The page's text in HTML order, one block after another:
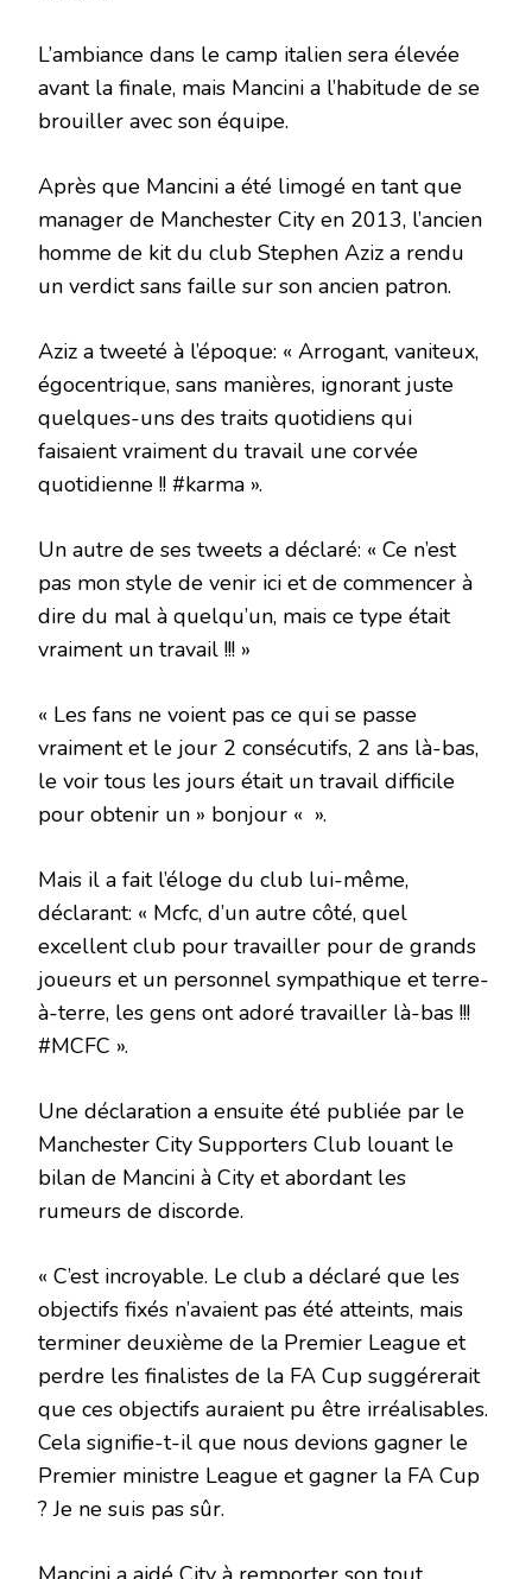
L’ambiance dans le camp italien sera élevée
avant la finale, mais Mancini a l’habitude de se
brouiller avec son équipe.
Après que Mancini a été limogé en tant que
manager de Manchester City en 2013, l’ancien
homme de kit du club Stephen Aziz a rendu
un verdict sans faille sur son ancien patron.
Aziz a tweeté à l’époque: « Arrogant, vaniteux,
égocentrique, sans manières, ignorant juste
quelques-uns des traits quotidiens qui
faisaient vraiment du travail une corvée
quotidienne !! #karma ».
Un autre de ses tweets a déclaré: « Ce n’est
pas mon style de venir ici et de commencer à
dire du mal à quelqu’un, mais ce type était
vraiment un travail !!! »
« Les fans ne voient pas ce qui se passe
vraiment et le jour 2 consécutifs, 2 ans là-bas,
le voir tous les jours était un travail difficile
pour obtenir un » bonjour « ».
Mais il a fait l’éloge du club lui-même,
déclarant: « Mcfc, d’un autre côté, quel
excellent club pour travailler pour de grands
joueurs et un personnel sympathique et terre-
à-terre, les gens ont adoré travailler là-bas !!!
#MCFC ».
Une déclaration a ensuite été publiée par le
Manchester City Supporters Club louant le
bilan de Mancini à City et abordant les
rumeurs de discorde.
« C’est incroyable. Le club a déclaré que les
objectifs fixés n’avaient pas été atteints, mais
terminer deuxième de la Premier League et
perdre les finalistes de la FA Cup suggérerait
que ces objectifs auraient pu être irréalisables.
Cela signifie-t-il que nous devions gagner le
Premier ministre League et gagner la FA Cup
? Je ne suis pas sûr.